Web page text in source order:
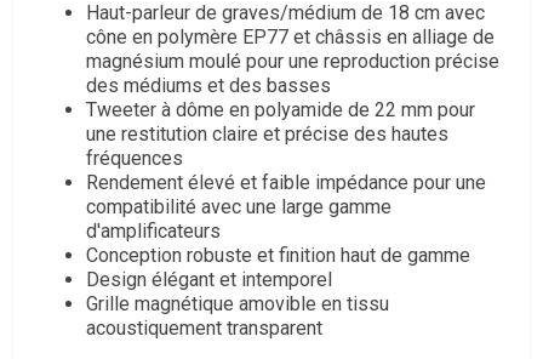
Haut-parleur de graves/médium de 18 cm avec
cône en polymère EP77 et châssis en alliage de
magnésium moulé pour une reproduction précise
des médiums et des basses
Tweeter à dôme en polyamide de 22 mm pour
une restitution claire et précise des hautes
fréquences
Rendement élevé et faible impédance pour une
compatibilité avec une large gamme
d'amplificateurs
Conception robuste et finition haut de gamme
Design élégant et intemporel
Grille magnétique amovible en tissu
acoustiquement transparent